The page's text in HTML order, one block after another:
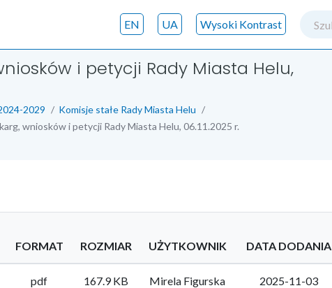
Wysoki Kontrast
UA
EN
i petycji Rady Miasta Helu,
2029
Komisje stałe Rady Miasta Helu
wniosków i petycji Rady Miasta Helu, 06.11.2025 r.
FORMAT ROZMIAR UŻYTKOWNIK DATA DODANIA
pdf 167.9 KB Mirela Figurska
2025-11-03